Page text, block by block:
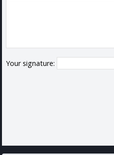
Your signature: